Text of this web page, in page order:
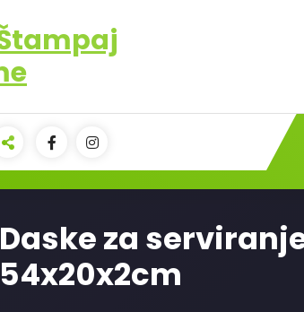
Daske za
54x20x2cm